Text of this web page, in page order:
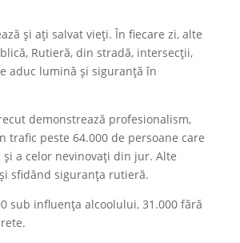
și ați salvat vieți. În fiecare zi, alte
Rutieră, din stradă, intersecții,
aduc lumină și siguranță în
demonstrează profesionalism,
peste 64.000 de persoane care
a celor nevinovați din jur. Alte
sfidând siguranța rutieră.
sub influența alcoolului, 31.000 fără